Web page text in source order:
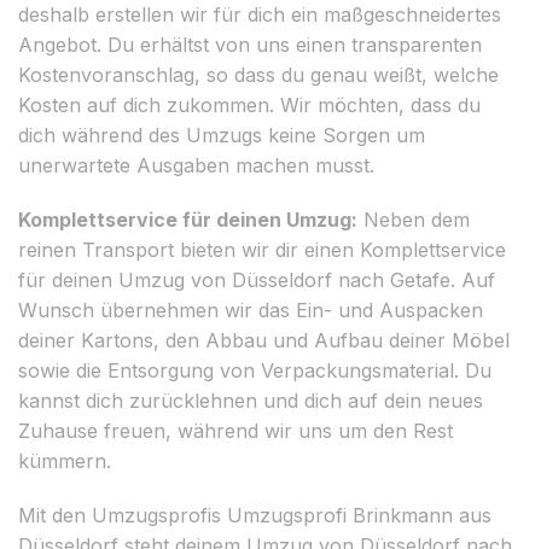
deshalb erstellen wir für dich ein maßgeschneidertes
Angebot. Du erhältst von uns einen transparenten
Kostenvoranschlag, so dass du genau weißt, welche
Kosten auf dich zukommen. Wir möchten, dass du
dich während des Umzugs keine Sorgen um
unerwartete Ausgaben machen musst.
Komplettservice für deinen Umzug: Neben dem
reinen Transport bieten wir dir einen Komplettservice
für deinen Umzug von Düsseldorf nach Getafe. Auf
Wunsch übernehmen wir das Ein- und Auspacken
deiner Kartons, den Abbau und Aufbau deiner Möbel
sowie die Entsorgung von Verpackungsmaterial. Du
kannst dich zurücklehnen und dich auf dein neues
Zuhause freuen, während wir uns um den Rest
kümmern.
Mit den Umzugsprofis Umzugsprofi Brinkmann aus